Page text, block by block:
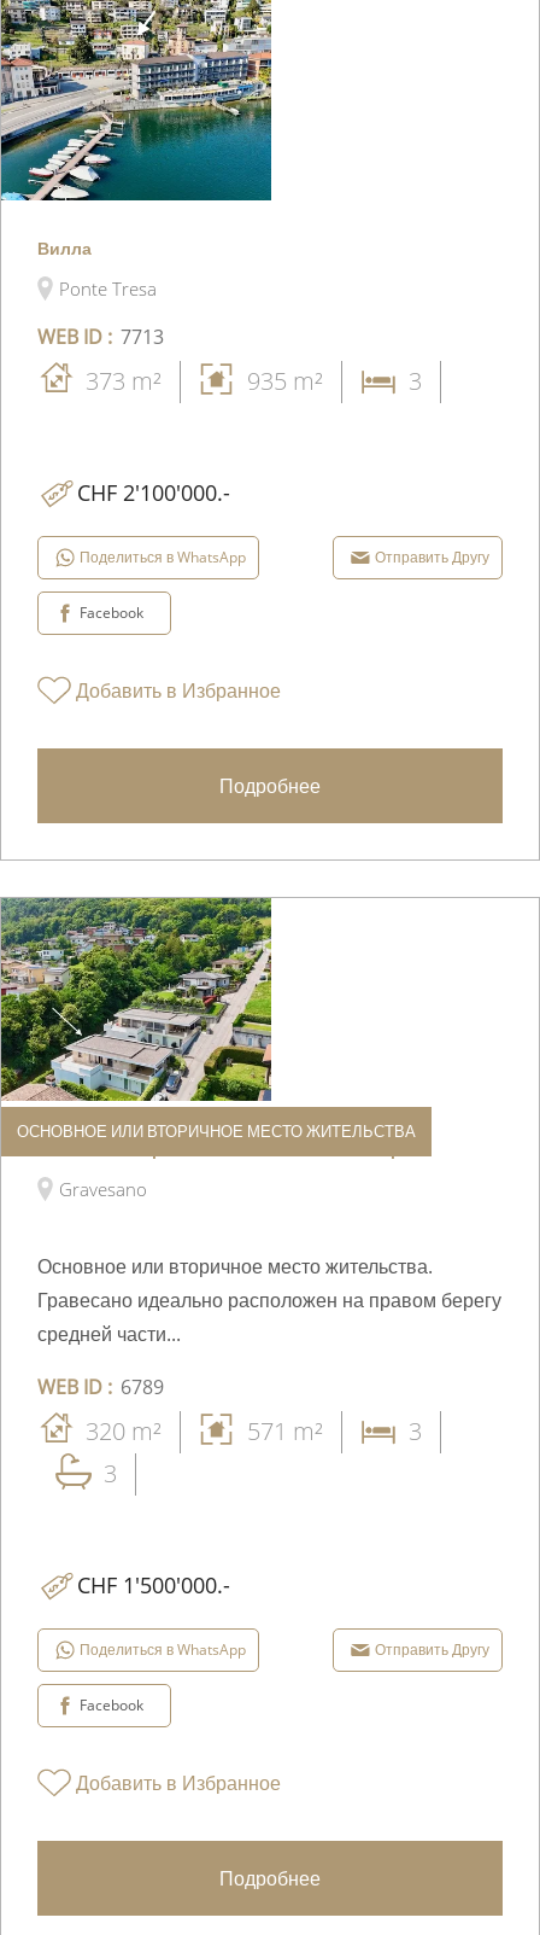
Вилла
Ponte Tresa
WEB ID : 7713
373 m² 935 m² 3
CHF 2'100'000.-
Поделиться в WhatsApp Отправить Другу
Facebook
Добавить в Избранное
Подробнее
ОСНОВНОЕ ИЛИ ВТОРИЧНОЕ МЕСТО ЖИТЕЛЬСТВА
Gravesano
Основное или вторичное место жительства.
Гравесано идеально расположен на правом берегу
средней части...
WEB ID : 6789
320 m² 571 m²
3
3
CHF 1'500'000.-
Поделиться в WhatsApp Отправить Другу
Facebook
Добавить в Избранное
Подробнее